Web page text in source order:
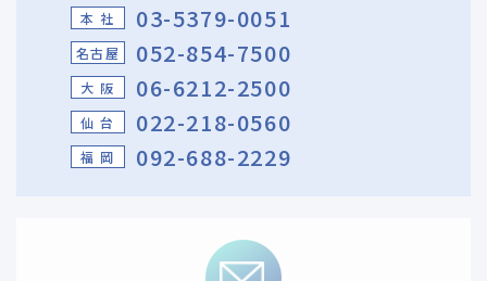
本 社 03-5379-0051
名古屋 052-854-7500
大 阪 06-6212-2500
仙 台 022-218-0560
福 岡 092-688-2229